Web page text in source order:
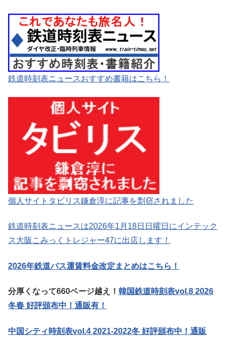
鉄道時刻表ニュースおすすめ書籍はこちら！
個人サイトタビリス鎌倉淳に記事を剽窃されました
鉄道時刻表ニュースは2026年1月18日日曜日にインテック
ス大阪こみっくトレジャー47に出店します！
2026年鉄道バス運賃料金改定まとめはこちら！
分厚くなって660ページ越え！ 韓国鉄道時刻表vol.8 2026
冬春 好評頒布中！通販有！
中国シティ時刻表vol.4 2021-2022冬 好評頒布中！通販